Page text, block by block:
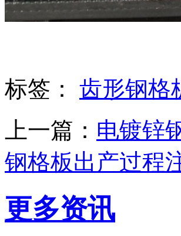
标签： 齿形钢格
上一篇： 电镀锌
钢格板出产过程
更多资讯